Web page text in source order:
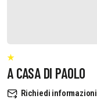
A CASA DI PAOLO
Richiedi informazioni